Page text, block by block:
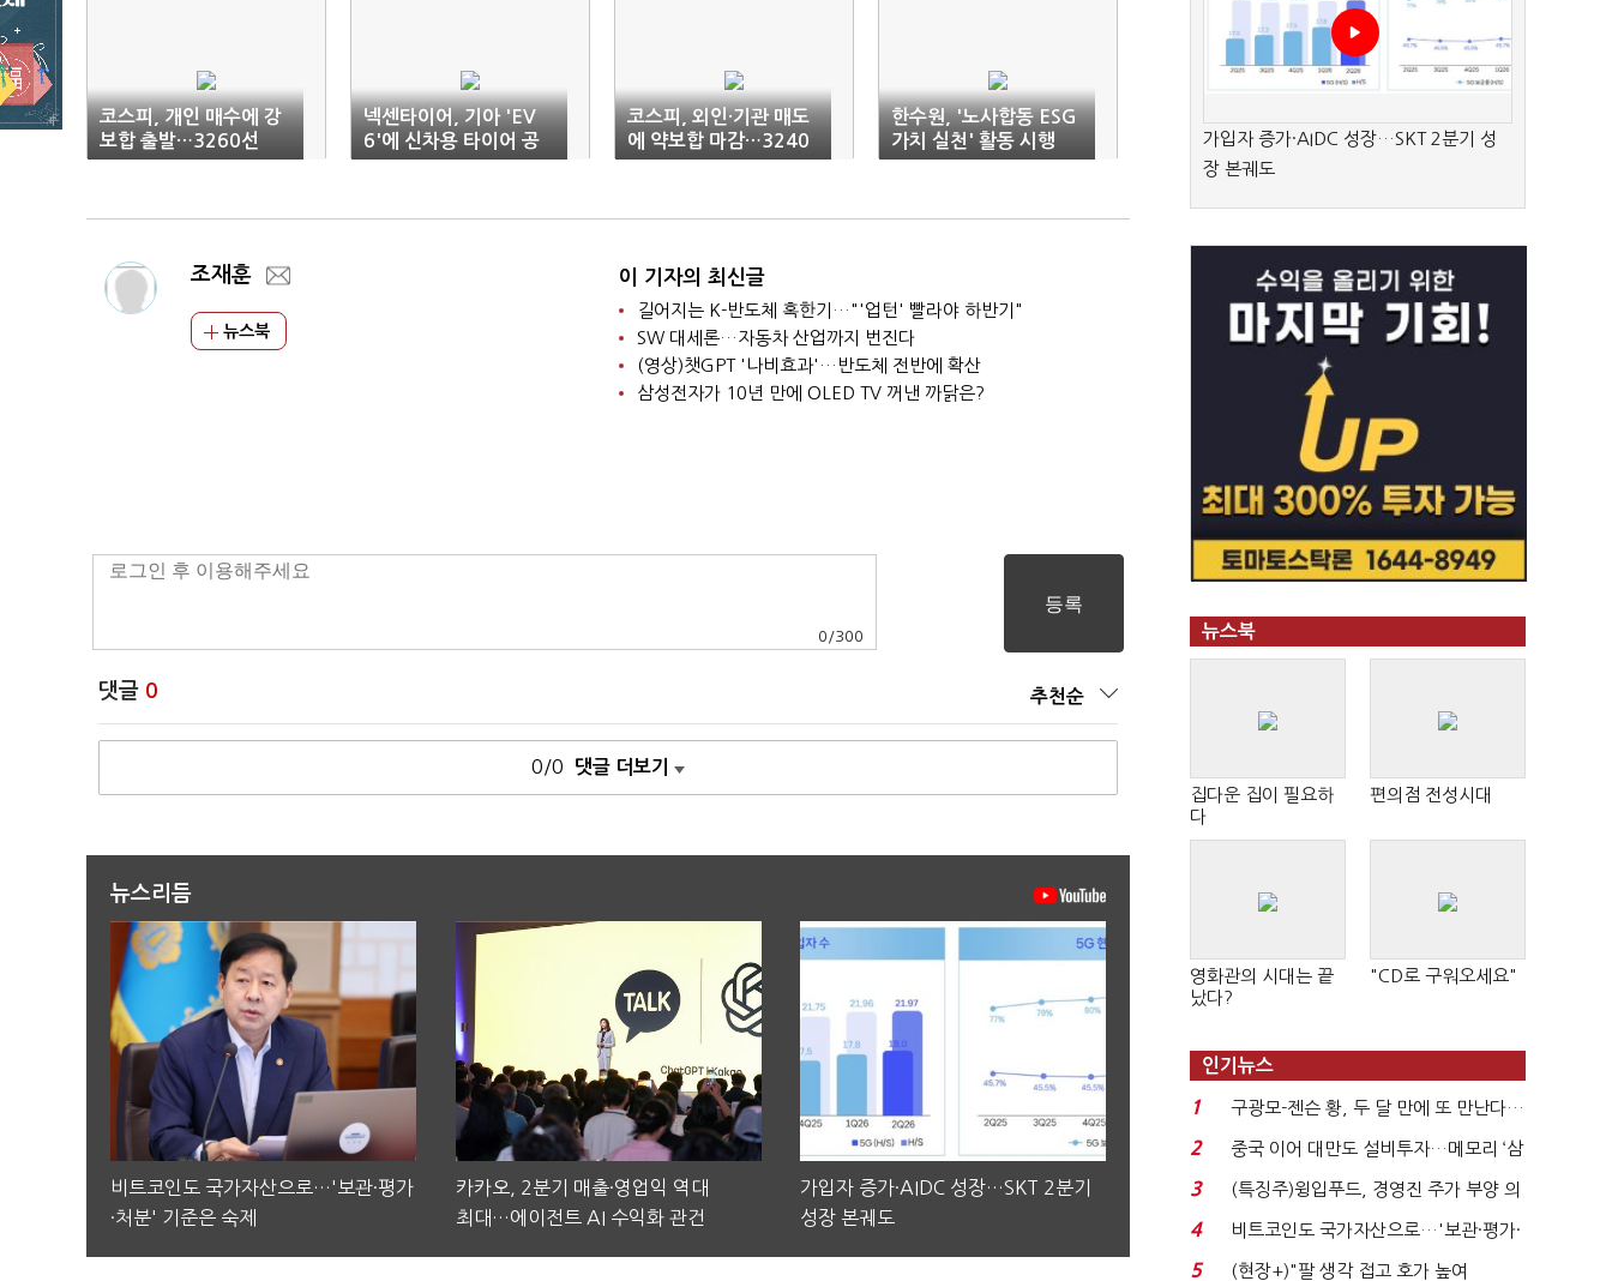
코스피, 개인 매수에 강
보합 출발…3260선
넥센타이어, 기아 'EV
6'에 신차용 타이어 공
급
코스피, 외인·기관 매도
에 약보합 마감…3240
선
한수원, '노사합동 ESG
가치 실천' 활동 시행
조재훈
뉴스북
이 기자의 최신글
길어지는 K-반도체 혹한기…"'업턴' 빨라야 하반기"
SW 대세론…자동차 산업까지 번진다
(영상)챗GPT '나비효과'…반도체 전반에 확산
삼성전자가 10년 만에 OLED TV 꺼낸 까닭은?
0 /300
댓글 0 추천순
0/0 댓글 더보기
뉴스리듬
비트코인도 국가자산으로…'보관·평가
·처분' 기준은 숙제
카카오, 2분기 매출·영업익 역대
최대…에이전트 AI 수익화 관건
가입자 증가·AIDC 성장…SKT 2분기
성장 본궤도
가입자 증가·AIDC 성장…SKT 2분기 성
장 본궤도
뉴스북
집다운 집이 필요하
다
편의점 전성시대
영화관의 시대는 끝
났다?
"CD로 구워오세요"
인기뉴스
1
구광모-젠슨 황, 두 달 만에 또 만난다…
로봇·AI 등 논...
2
중국 이어 대만도 설비투자…메모리 ‘삼
국전쟁’
3
(특징주)윙입푸드, 경영진 주가 부양 의
지에 상한가...
4
비트코인도 국가자산으로…'보관·평가·
처분' 기준은 ...
5
(현장+)"팔 생각 접고 호가 높여